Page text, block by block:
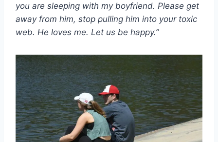
you are sleeping with my boyfriend. Please get
away from him, stop pulling him into your toxic
web. He loves me. Let us be happy.”